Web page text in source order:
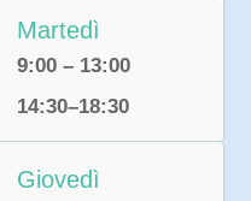
Martedì
9:00 – 13:00
14:30–18:30
Giovedì